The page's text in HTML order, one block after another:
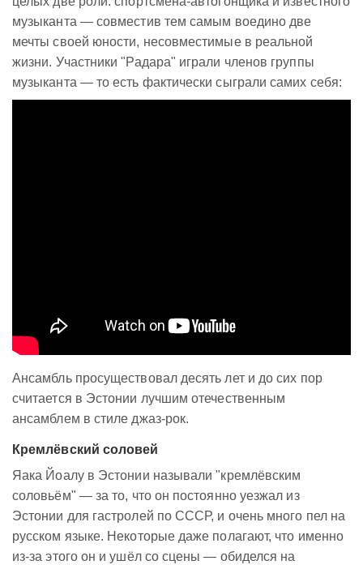
музыканта — совместив тем самым воедино две
мечты своей юности, несовместимые в реальной
жизни. Участники "Радара" играли членов группы
музыканта — то есть фактически сыграли самих себя:
Ансамбль просуществовал десять лет и до сих пор
считается в Эстонии лучшим отечественным
ансамблем в стиле джаз-рок.
Кремлёвский соловей
Яака Йоалу в Эстонии называли "кремлёвским
соловьём" — за то, что он постоянно уезжал из
Эстонии для гастролей по СССР, и очень много пел на
русском языке. Некоторые даже полагают, что именно
из-за этого он и ушёл со сцены — обиделся на